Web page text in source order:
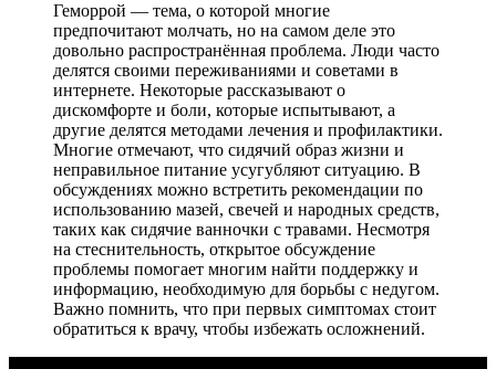
Геморрой — тема, о которой многие
предпочитают молчать, но на самом деле это
довольно распространённая проблема. Люди часто
делятся своими переживаниями и советами в
интернете. Некоторые рассказывают о
дискомфорте и боли, которые испытывают, а
другие делятся методами лечения и профилактики.
Многие отмечают, что сидячий образ жизни и
неправильное питание усугубляют ситуацию. В
обсуждениях можно встретить рекомендации по
использованию мазей, свечей и народных средств,
таких как сидячие ванночки с травами. Несмотря
на стеснительность, открытое обсуждение
проблемы помогает многим найти поддержку и
информацию, необходимую для борьбы с недугом.
Важно помнить, что при первых симптомах стоит
обратиться к врачу, чтобы избежать осложнений.